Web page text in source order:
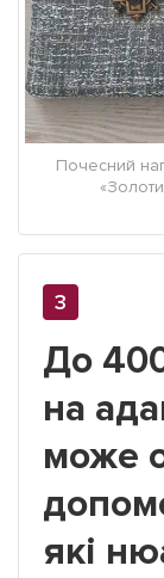
Почесний
До
на
може
які